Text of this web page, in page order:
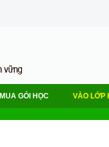
MUA GÓI HỌC VÀO LỚP